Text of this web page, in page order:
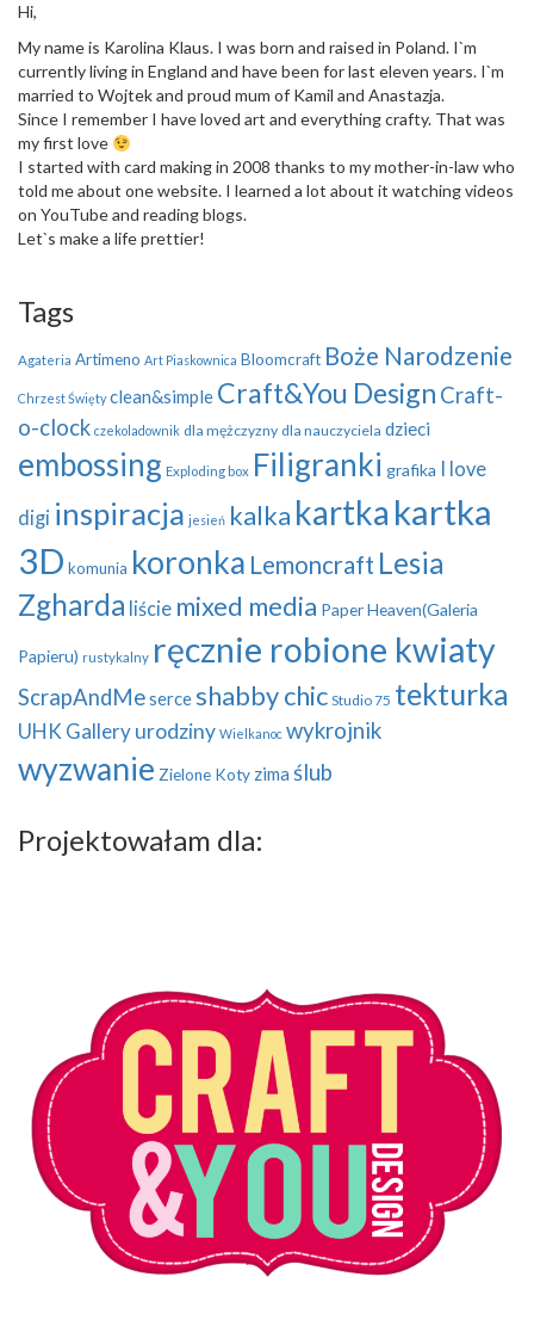
Hi,
My name is Karolina Klaus. I was born and raised in Poland. I`m
currently living in England and have been for last eleven years. I`m
married to Wojtek and proud mum of Kamil and Anastazja.
Since I remember I have loved art and everything crafty. That was
my first love
I started with card making in 2008 thanks to my mother-in-law who
told me about one website. I learned a lot about it watching videos
on YouTube and reading blogs.
Let`s make a life prettier!
Tags
Agateria Artimeno Art Piaskownica Bloomcraft Boże Narodzenie
Chrzest Święty clean&simple Craft&You Design Craft-
o-clock czekoladownik dla mężczyzny dla nauczyciela dzieci
embossing Exploding box Filigranki grafika I love
digi inspiracja jesień kalka kartka kartka
3D komunia koronka Lemoncraft Lesia
Zgharda liście mixed media Paper Heaven(Galeria
Papieru) rustykalny ręcznie robione kwiaty
ScrapAndMeserce shabby chic Studio 75 tekturka
UHK Galleryurodziny Wielkanoc wykrojnik
wyzwanie Zielone Koty zima ślub
Projektowałam dla: